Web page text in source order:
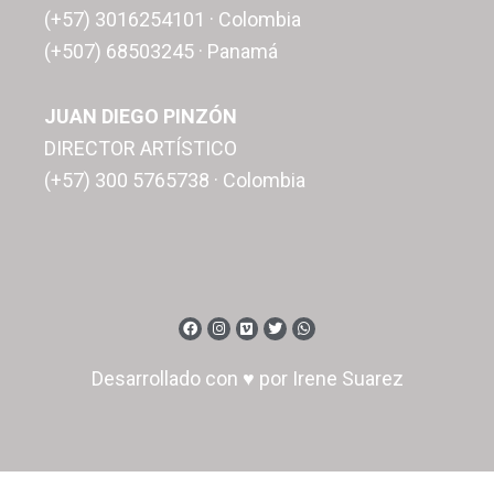
(+57) 3016254101 · Colombia
(+507) 68503245 · Panamá
JUAN DIEGO PINZÓN
DIRECTOR ARTÍSTICO
(+57) 300 5765738 · Colombia
Desarrollado con ♥ por Irene Suarez